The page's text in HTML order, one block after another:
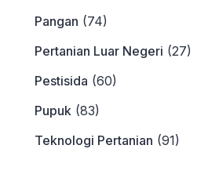
Pangan (74)
Pertanian Luar Negeri (27)
Pestisida (60)
Pupuk(83)
Teknologi Pertanian (91)